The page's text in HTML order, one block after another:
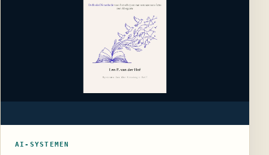
AI-SYSTEMEN